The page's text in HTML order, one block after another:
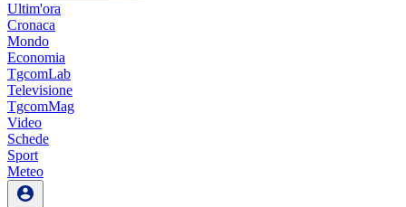
Ultim'ora
Cronaca
Mondo
Economia
TgcomLab
Televisione
TgcomMag
Video
Schede
Sport
Meteo